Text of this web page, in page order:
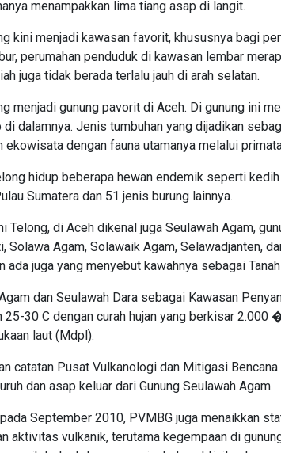
menampakkan lima tiang asap di langit.
kini menjadi kawasan favorit, khususnya bagi
perumahan penduduk di kawasan lembar
juga tidak berada terlalu jauh di arah selatan.
menjadi gunung pavorit di Aceh. Di gunung ini
di dalamnya. Jenis tumbuhan yang dijadikan
ekowisata dengan fauna utamanya melalui
hidup beberapa hewan endemik seperti
Sumatera dan 51 jenis burung lainnya.
Telong, di Aceh dikenal juga Seulawah Agam,
Solawa Agam, Solawaik Agam, Selawadjanten,
ada juga yang menyebut kawahnya sebagai
dan Seulawah Dara sebagai Kawasan
25-30 C dengan curah hujan yang berkisar 2.000
laut (Mdpl).
catatan Pusat Vulkanologi dan Mitigasi
dan asap keluar dari Gunung Seulawah Agam.
September 2010, PVMBG juga menaikkan
aktivitas vulkanik, terutama kegempaan di